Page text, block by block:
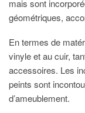
mais sont
géométriques,
En termes de
vinyle et au cuir,
accessoires. Les
peints sont
d’ameublement.